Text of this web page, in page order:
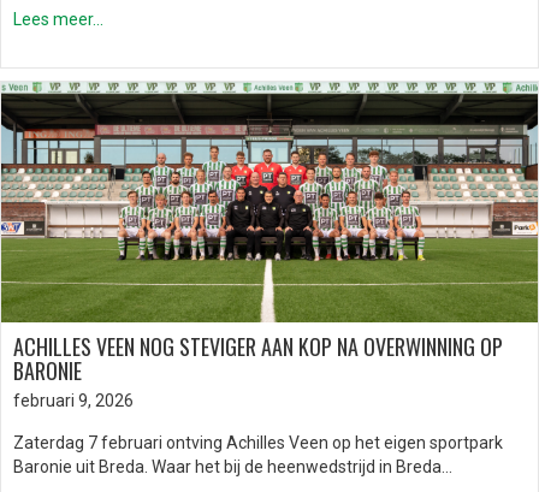
Lees meer...
ACHILLES VEEN NOG STEVIGER AAN KOP NA OVERWINNING OP
BARONIE
februari 9, 2026
Zaterdag 7 februari ontving Achilles Veen op het eigen sportpark
Baronie uit Breda. Waar het bij de heenwedstrijd in Breda…